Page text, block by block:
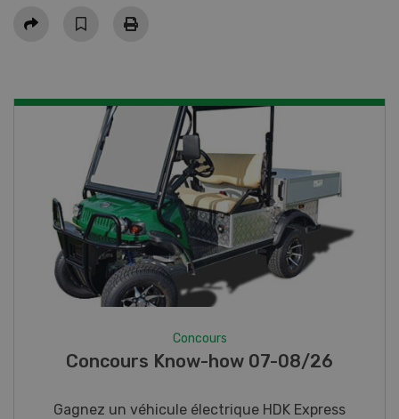
Partager
Concours
Concours Know-how 07-08/26
Gagnez un véhicule électrique HDK Express